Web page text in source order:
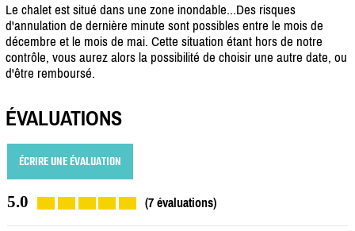
Le chalet est situé dans une zone inondable...Des risques
d'annulation de dernière minute sont possibles entre le mois de
décembre et le mois de mai. Cette situation étant hors de notre
contrôle, vous aurez alors la possibilité de choisir une autre date, ou
d'être remboursé.
ÉVALUATIONS
ÉCRIRE UNE ÉVALUATION
5.0 (7 évaluations)